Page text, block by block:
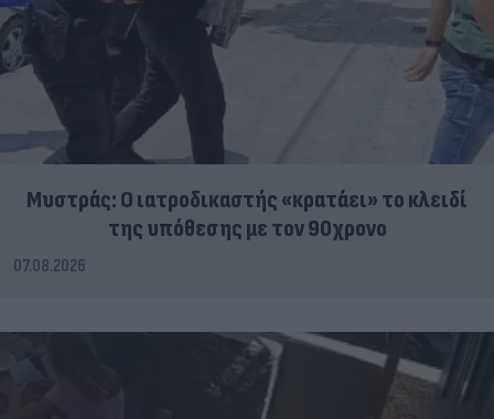
Μυστράς: Ο ιατροδικαστής «κρατάει» το κλειδί
της υπόθεσης με τον 90χρονο
07.08.2026